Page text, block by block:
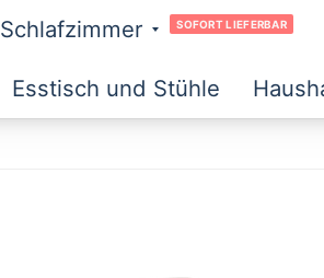
Schlafzimmer SOFORT LIEFERBAR
Esstisch und Stühle